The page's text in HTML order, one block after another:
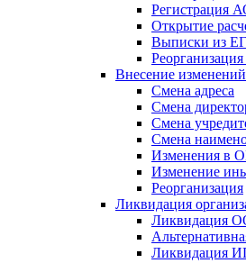
Регистрация
Открытие
Выписки из
Внесение изменений
Смена адреса
Смена
Cмена
Смена
Изменения в
Изменение
Реорганизация
Ликвидация
Ликвидация
Ликвидация